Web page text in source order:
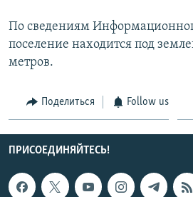
ЧИТАЕМ ПРЕССУ
Все сайты РСЕ/РС
По сведениям
поселение находится под
метров.
Поделиться Follow us
ПРИСОЕДИНЯЙТЕСЬ!